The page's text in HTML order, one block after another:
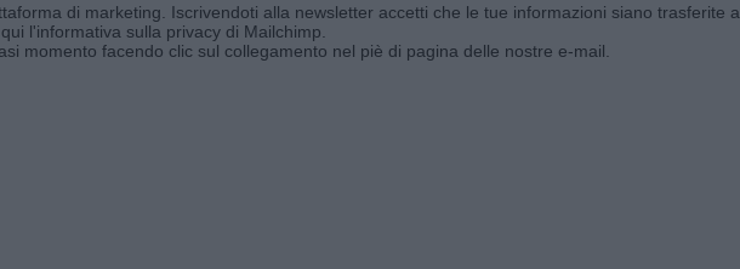
di marketing. Iscrivendoti alla newsletter accetti che le tue informazioni siano trasferite a
l'informativa sulla privacy di Mailchimp
momento facendo clic sul collegamento nel piè di pagina delle nostre e-mail.